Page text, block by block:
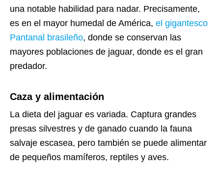
una notable habilidad para nadar. Precisamente,
es en el mayor humedal de América, el gigantesco
Pantanal brasileño, donde se conservan las
mayores poblaciones de jaguar, donde es el gran
predador.
Caza y alimentación
La dieta del jaguar es variada. Captura grandes
presas silvestres y de ganado cuando la fauna
salvaje escasea, pero también se puede alimentar
de pequeños mamíferos, reptiles y aves.